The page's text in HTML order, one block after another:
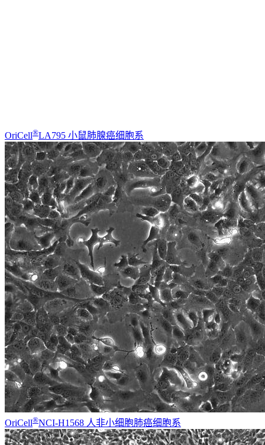
OriCell®LA795 小鼠肺腺癌细胞系
OriCell®NCI-H1568 人非小细胞肺癌细胞系